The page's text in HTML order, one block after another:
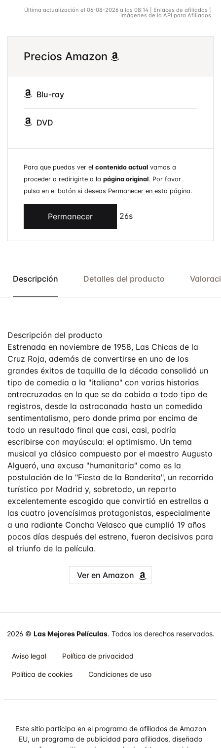
Última actualización el 06-08-2026 a las 08:14 | Enlaces de afiliados |
Imágenes de la API para Afiliados
Precios Amazon
Blu-ray
DVD
Para que puedas ver el contenido actual vamos a
proceder a redirigirte a la página original. Por favor
pulsa en el botón si deseas Permanecer en esta página.
Permanecer 26s
Descripción Detalles del producto
Descripción del producto
Estrenada en noviembre de 1958, Las Chicas de la
Cruz Roja, además de convertirse en uno de los
grandes éxitos de taquilla de la década consolidó un
tipo de comedia a la "italiana" con varias historias
entrecruzadas en la que se da cabida a todo tipo de
registros, desde la astracanada hasta un comedido
sentimentalismo, pero donde prima por encima de
todo un resultado final que casi, casi, podría
escribirse con mayúscula: el optimismo. Un tema
musical ya clásico compuesto por el maestro Augusto
Algueró, una excusa "humanitaria" como es la
postulación de la "Fiesta de la Banderita", un recorrido
turístico por Madrid y, sobretodo, un reparto
excelentemente escogido que convirtió en estrellas a
las cuatro jovencísimas protagonistas, especialmente
a una radiante Concha Velasco que cumplió 19 años
pocos días después del estreno, fueron decisivos para
el triunfo de la película.
Ver en Amazon
2026 © Las Mejores Películas. Todos los derechos reservados.
Aviso legal Política de privacidad
Política de cookies Condiciones de uso
Este sitio participa en el programa de afiliados de Amazon
EU, un programa de publicidad para afiliados, diseñado